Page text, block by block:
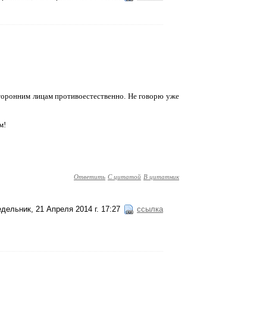
лицам противоестественно. Не говорю уже
Ответить С цитатой В цитатник
21 Апреля 2014 г. 17:27 ссылка